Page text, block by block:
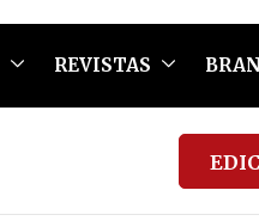
REVISTAS